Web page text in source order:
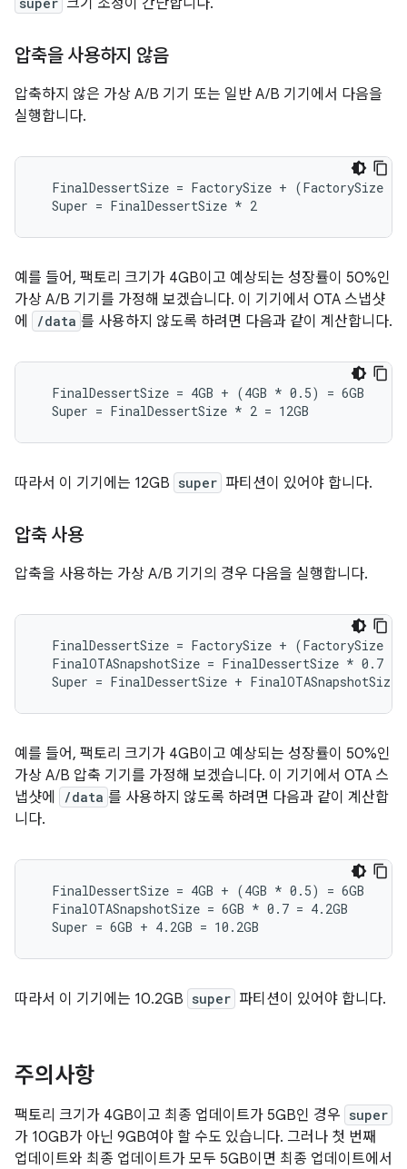
크기 조정이 간단합니다.
압축을 사용하지 않음
압축하지 않은 가상 A/B 기기 또는 일반 A/B 기기에서 다음을
실행합니다.
  FinalDessertSize = FactorySize + (FactorySize
  Super = FinalDessertSize *
2
예를 들어, 팩토리 크기가 4GB이고 예상되는 성장률이 50%인
가상 A/B 기기를 가정해 보겠습니다. 이 기기에서 OTA 스냅샷
에
/data 를 사용하지 않도록 하려면 다음과 같이 계산합니다.
  FinalDessertSize = 4GB + (4GB
* 0.5) = 6GB
  Super = FinalDessertSize *
2 = 12GB
따라서 이 기기에는 12GB super 파티션이 있어야 합니다.
압축 사용
압축을 사용하는 가상 A/B 기기의 경우 다음을 실행합니다.
  FinalDessertSize = FactorySize + (FactorySize
  FinalOTASnapshotSize = FinalDessertSize *
0.7
  Super = FinalDessertSize + FinalOTASnapshotSize
예를 들어, 팩토리 크기가 4GB이고 예상되는 성장률이 50%인
가상 A/B 압축 기기를 가정해 보겠습니다. 이 기기에서 OTA 스
냅샷에
/data 를 사용하지 않도록 하려면 다음과 같이 계산합
니다.
  FinalDessertSize = 4GB + (4GB
* 0.5) = 6GB
  FinalOTASnapshotSize = 6GB *
0.7 = 4.2GB
  Super = 6GB + 4.2GB = 10.2GB
따라서 이 기기에는 10.2GB super 파티션이 있어야 합니다.
주의사항
팩토리 크기가 4GB이고 최종 업데이트가 5GB인 경우 super
가 10GB가 아닌 9GB여야 할 수도 있습니다. 그러나 첫 번째
업데이트와 최종 업데이트가 모두 5GB이면 최종 업데이트에서